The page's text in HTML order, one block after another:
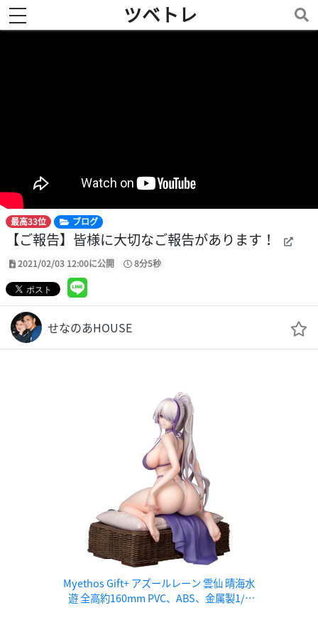
toggle navigation ツベトレ
最高33位 ブログ
【ご報告】皆様に大切なご報告があります！
2021/02/03 12:00に公開 8分5秒
せなのあHOUSE
Myethos Gift+ アズールレーン 雲仙 晴海水
遊 全高約160mm PVC、ABS、金属製1/8